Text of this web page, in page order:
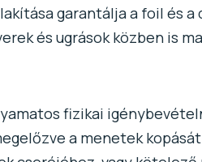
garantálja a foil és
és ugrások közben is
fizikai
a menetek